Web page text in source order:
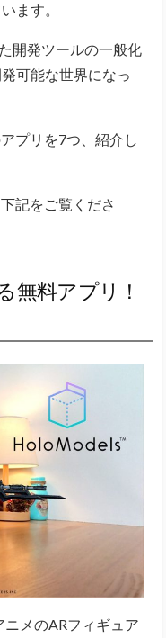
ます。
開発ツールの一般化
可能な世界になっ
プリを7つ、紹介し
記をご覧くださ
無料アプリ！
メのARフィギュア